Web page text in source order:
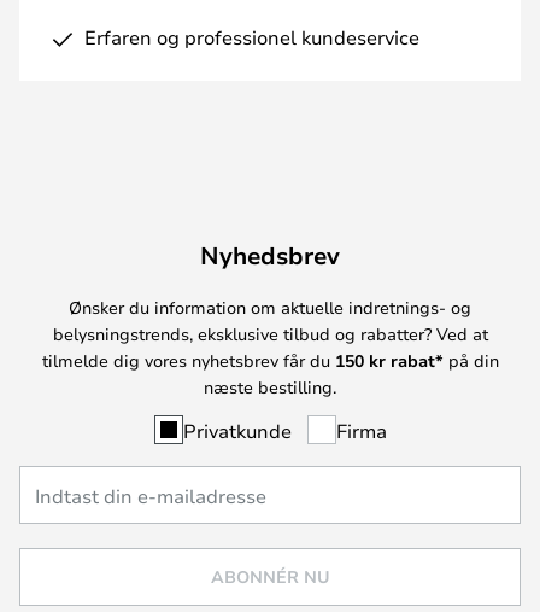
Erfaren og professionel kundeservice
Nyhedsbrev
Ønsker du information om aktuelle indretnings- og
belysningstrends, eksklusive tilbud og rabatter? Ved at
tilmelde dig vores nyhetsbrev får du 150 kr rabat* på din
næste bestilling.
Privatkunde Firma
ABONNÉR NU